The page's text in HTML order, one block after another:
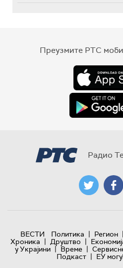
Преузмите РТС
Радио
ВЕСТИ Политика | Регион |
Хроника | Друштво |
у Украјини | Време |
Подкаст | ЕУ